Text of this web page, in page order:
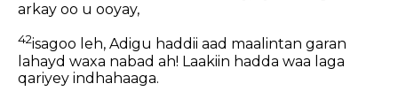
arkay oo u ooyay,
42isagoo leh, Adigu haddii aad maalintan garan
lahayd waxa nabad ah! Laakiin hadda waa laga
qariyey indhahaaga.